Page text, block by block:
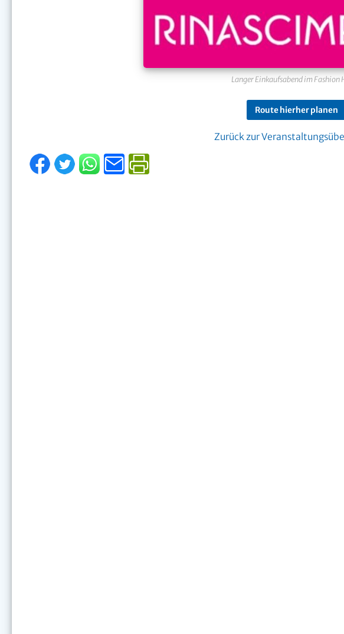
Langer Einkaufsabend im Fashion
Route hierher planen
Zurück zur